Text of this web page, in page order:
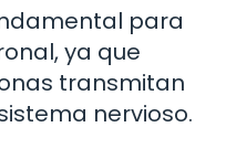
para
ya que
transmitan
nervioso.